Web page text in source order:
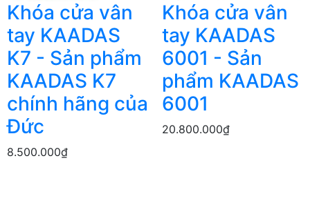
Khóa cửa vân
tay KAADAS
K7 - Sản phẩm
KAADAS K7
chính hãng của
Đức
8.500.000₫
Khóa cửa vân
tay KAADAS
6001 - Sản
phẩm KAADAS
6001
20.800.000₫